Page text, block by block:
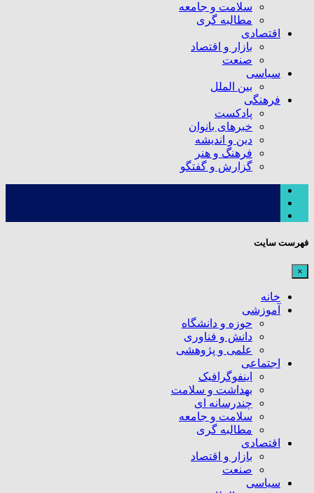
سلامت و جامعه
مطالبه گری
اقتصادی
بازار و اقتصاد
صنعت
سیاسی
بین الملل
فرهنگی
پادکست
خبرهای بانوان
دین و اندیشه
فرهنگ و هنر
گزارش و گفتگو
فهرست سایت
×
خانه
آموزشی
حوزه و دانشگاه
دانش و فناوری
علمی و پژوهشی
اجتماعی
اینفوگرافیک
بهداشت و سلامت
چندرسانه ای
سلامت و جامعه
مطالبه گری
اقتصادی
بازار و اقتصاد
صنعت
سیاسی